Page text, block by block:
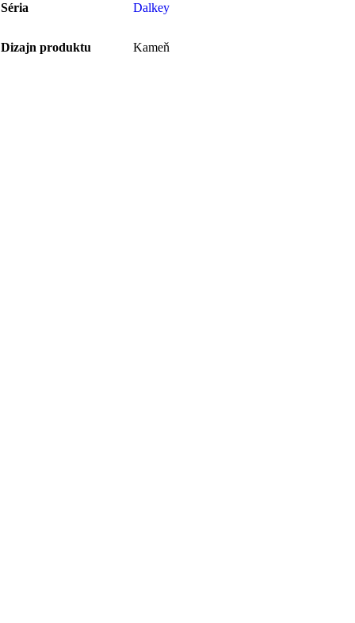
Séria Dalkey
Dizajn produktu Kameň